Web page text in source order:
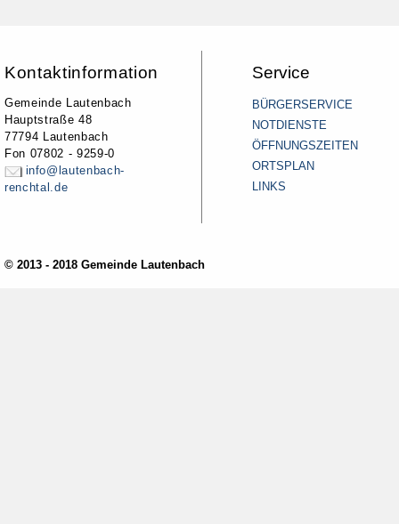
Kontaktinformation
Gemeinde Lautenbach
Hauptstraße 48
77794 Lautenbach
Fon 07802 - 9259-0
info@lautenbach-
renchtal.de
Service
BÜRGERSERVICE
NOTDIENSTE
ÖFFNUNGSZEITEN
ORTSPLAN
LINKS
© 2013 - 2018 Gemeinde Lautenbach